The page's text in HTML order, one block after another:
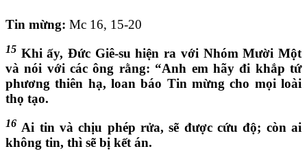
Tin mừng: Mc 16, 15-20
15 Khi ấy, Đức Giê-su hiện ra với Nhóm Mười Một
và nói với các ông rằng: “Anh em hãy đi khắp tứ
phương thiên hạ, loan báo Tin mừng cho mọi loài
thọ tạo.
16 Ai tin và chịu phép rửa, sẽ được cứu độ; còn ai
không tin, thì sẽ bị kết án.